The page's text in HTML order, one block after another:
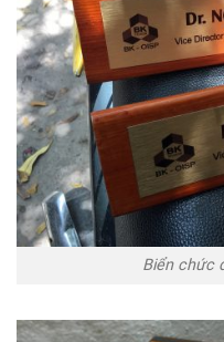
Biển chức